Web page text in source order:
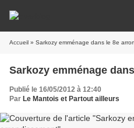
Accueil » Sarkozy emménage dans le 8e
Sarkozy emménage
Publié le 16/05/2012 à 12:40
Par Le Mantois et Partout ailleurs